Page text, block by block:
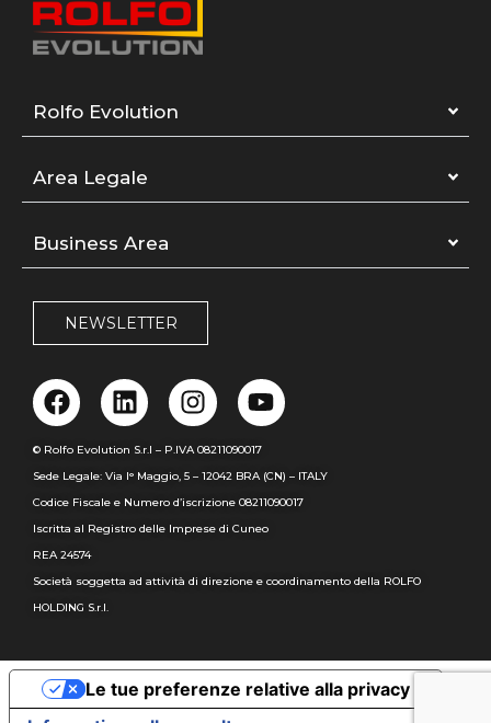
Rolfo Evolution
Area Legale
Business Area
NEWSLETTER
© Rolfo Evolution S.r.l – P.IVA 08211090017
Sede Legale: Via I° Maggio, 5 – 12042 BRA (CN) – ITALY
Codice Fiscale e Numero d’iscrizione 08211090017
Iscritta al Registro delle Imprese di Cuneo
REA 24574
Società soggetta ad attività di direzione e coordinamento della ROLFO
HOLDING S.r.l.
Le tue preferenze relative alla privacy